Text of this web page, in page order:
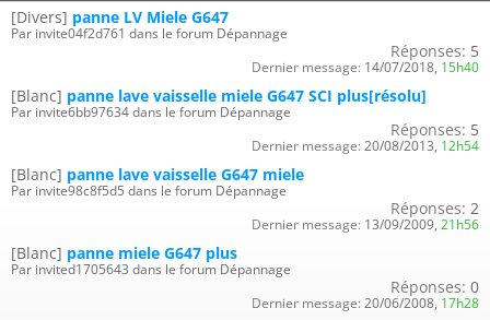
[Divers] panne LV Miele G647
Par invite04f2d761 dans le forum Dépannage
Réponses: 5
Dernier message: 14/07/2018, 15h40
[Blanc] panne lave vaisselle miele G647 SCI plus[résolu]
Par invite6bb97634 dans le forum Dépannage
Réponses: 5
Dernier message: 20/08/2013, 12h54
[Blanc] panne lave vaisselle G647 miele
Par invite98c8f5d5 dans le forum Dépannage
Réponses: 2
Dernier message: 13/09/2009, 21h56
[Blanc] panne miele G647 plus
Par invited1705643 dans le forum Dépannage
Réponses: 0
Dernier message: 20/06/2008, 17h28